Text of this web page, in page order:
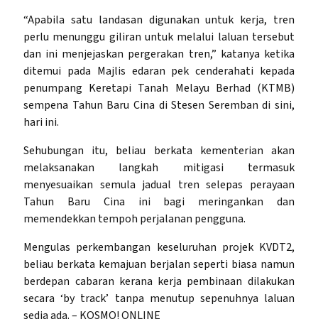
“Apabila satu landasan digunakan untuk kerja, tren
perlu menunggu giliran untuk melalui laluan tersebut
dan ini menjejaskan pergerakan tren,” katanya ketika
ditemui pada Majlis edaran pek cenderahati kepada
penumpang Keretapi Tanah Melayu Berhad (KTMB)
sempena Tahun Baru Cina di Stesen Seremban di sini,
hari ini.
Sehubungan itu, beliau berkata kementerian akan
melaksanakan langkah mitigasi termasuk
menyesuaikan semula jadual tren selepas perayaan
Tahun Baru Cina ini bagi meringankan dan
memendekkan tempoh perjalanan pengguna.
Mengulas perkembangan keseluruhan projek KVDT2,
beliau berkata kemajuan berjalan seperti biasa namun
berdepan cabaran kerana kerja pembinaan dilakukan
secara ‘by track’ tanpa menutup sepenuhnya laluan
sedia ada. – KOSMO! ONLINE